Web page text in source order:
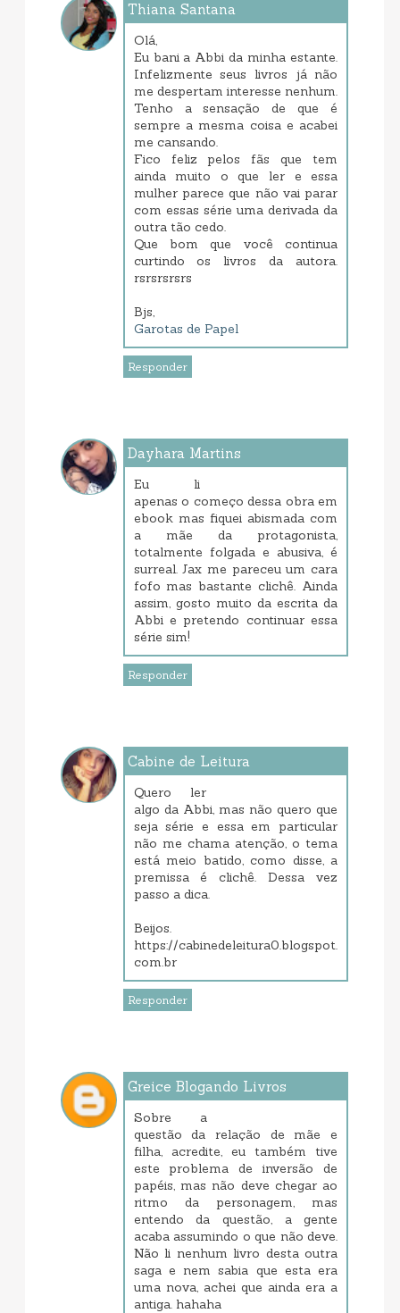
Thiana Santana
Olá,
Eu bani a Abbi da minha estante.
Infelizmente seus livros já não
me despertam interesse nenhum.
Tenho a sensação de que é
sempre a mesma coisa e acabei
me cansando.
Fico feliz pelos fãs que tem
ainda muito o que ler e essa
mulher parece que não vai parar
com essas série uma derivada da
outra tão cedo.
Que bom que você continua
curtindo os livros da autora.
rsrsrsrsrs
Bjs,
Garotas de Papel
Responder
Dayhara Martins
Eu li
apenas o começo dessa obra em
ebook mas fiquei abismada com
a mãe da protagonista,
totalmente folgada e abusiva, é
surreal. Jax me pareceu um cara
fofo mas bastante clichê. Ainda
assim, gosto muito da escrita da
Abbi e pretendo continuar essa
série sim!
Responder
Cabine de Leitura
Quero ler
algo da Abbi, mas não quero que
seja série e essa em particular
não me chama atenção, o tema
está meio batido, como disse, a
premissa é clichê. Dessa vez
passo a dica.
Beijos.
https://cabinedeleitura0.blogspot.
com.br
Responder
Greice Blogando Livros
Sobre a
questão da relação de mãe e
filha, acredite, eu também tive
este problema de inversão de
papéis, mas não deve chegar ao
ritmo da personagem, mas
entendo da questão, a gente
acaba assumindo o que não deve.
Não li nenhum livro desta outra
saga e nem sabia que esta era
uma nova, achei que ainda era a
antiga. hahaha